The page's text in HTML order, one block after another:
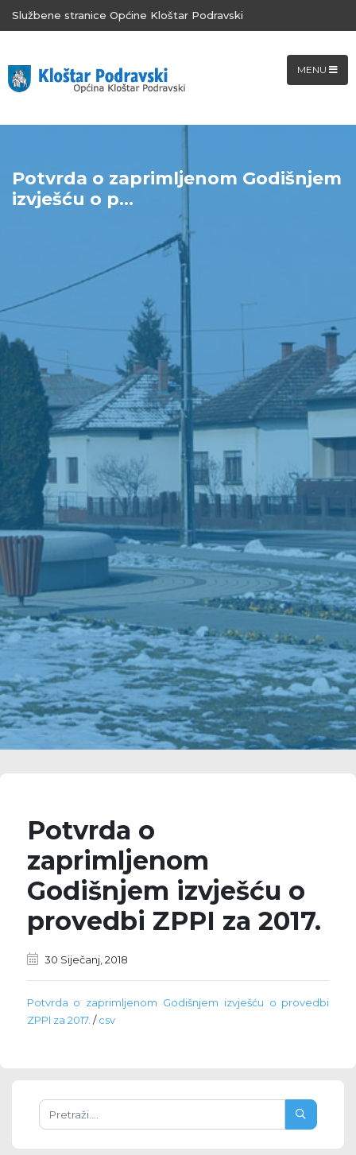
Službene stranice Općine Kloštar Podravski
MENU
Potvrda o zaprimljenom Godišnjem
izvješću o p...
Potvrda o
zaprimljenom
Godišnjem izvješću o
provedbi ZPPI za 2017.
30 Siječanj, 2018
Potvrda o zaprimljenom Godišnjem izvješću o provedbi
ZPPI za 2017. /csv